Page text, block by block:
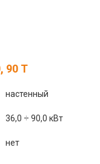
90 T
настенный
36,0 ÷ 90,0 кВт
нет